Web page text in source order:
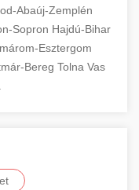
Abaúj-Zemplén
Sopron Hajdú-Bihar
Esztergom
Bereg Tolna Vas